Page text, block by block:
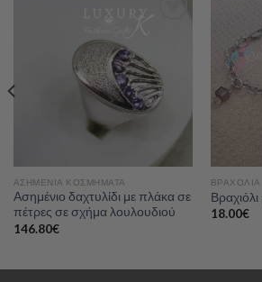
Add to
wishlist
ΑΣΗΜΈΝΙΑ ΚΟΣΜΉΜΑΤΑ
Ασημένιο δαχτυλίδι με πλάκα σε
πέτρες σε σχήμα λουλουδιού
146.80€
ΒΡΑΧΌΛΙΑ
18.00€